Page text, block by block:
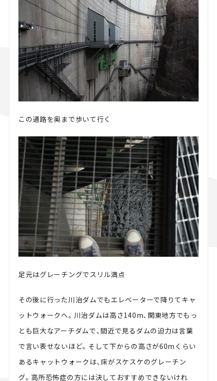
この通路を奥まで歩いて行く
足元はグレーチングでスリル満点
その後に行った川治ダムでもエレベーターで降りてキャ
ットウォークへ。川治ダムは高さ140m、関東地方でもっ
とも巨大なアーチダムで、間近で見るダムの迫力は言葉
で言い表せないほど。そして下からの高さが60mくらい
あるキャットウォークは、床がスケスケのグレーチン
グ。高所恐怖症の方には決しておすすめできないけれ